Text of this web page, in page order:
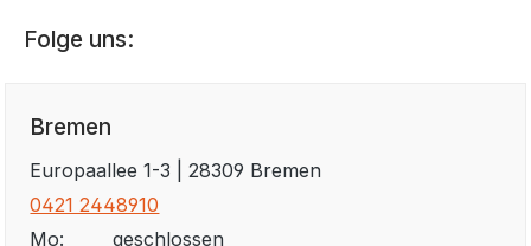
Farbe schwarz & Holzoptik Gewicht 1,6 kg
Sonstiges Kompatibel mit MonkeyLoad
Artikelnummer 23000127
Folge uns:
Bremen
Europaallee 1-3 | 28309 Bremen
0421 2448910
Mo:
geschlossen